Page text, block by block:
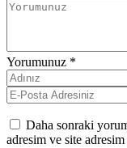
Yorumunuz *
Daha sonraki
adresim ve site